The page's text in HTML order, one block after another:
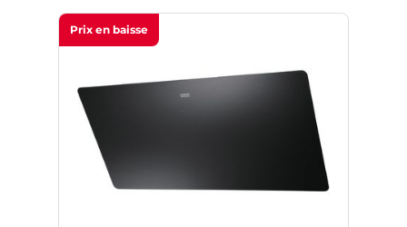
Prix en baisse